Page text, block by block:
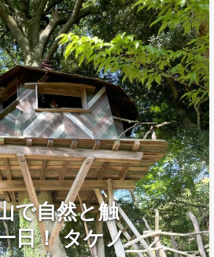
で自然と触
日！ タケノ